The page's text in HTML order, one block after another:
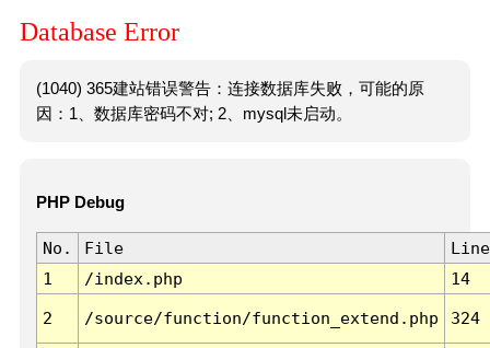
Database Error
(1040) 365建站错误警告：连接数据库失败，可能的原
因：1、数据库密码不对; 2、mysql未启动。
PHP Debug
No. File
Line
1
/index.php 14
2 /source/function/function_extend.php 324